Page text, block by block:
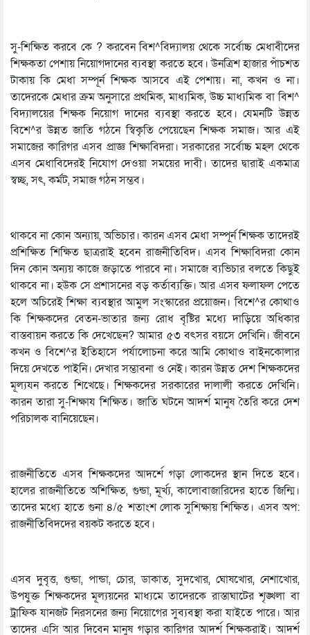
সু-শিক্ষিত করবে কে ? করবেন বিশ^বিদ্যালয় থেকে সর্বোচ্চ মেধাবীদের
শিক্ষকতা পেশায় নিয়োগদানের ব্যবস্থা করতে হবে। উনত্রিশ হাজার পাঁচশত
টাকায় কি মেধা সম্পূর্ন শিক্ষক আসবে এই পেশায়। না, কখন ও না।
তাদেরকে মেধার ক্রম অনুসারে প্রথমিক, মাধ্যমিক, উচ্চ মাধ্যমিক বা বিশ^
বিদ্যালয়ের শিক্ষক নিয়োগ দানের ব্যবস্থা করতে হবে। যেমনটি উন্নত
বিশে^র উন্নত জাতি গঠনে স্বিকৃতি পেয়েছেন শিক্ষক সমাজ। আর এই
সমাজের কারিগর এসব প্রাজ্ঞ শিক্ষাবিদরা। সরকারের সর্বোচ্চ মহল থেকে
এসব মেধাবিদেরই নিযোগ দেওয়া সময়ের দাবী। তাদের দ্বারাই একমাত্র
স্বচ্ছ, সৎ, কর্মট, সমাজ গঠন সম্ভব।
থাকবে না কোন অন্যায়, অভিচার। কারন এসব মেধা সম্পূর্ন শিক্ষক তাদেরই
প্রশিক্ষিত শিক্ষিত ছাত্ররাই হবেন রাজনীতিবিদ। এসব শিক্ষাবিদরা কোন
দিন কোন অন্যয় কাজে জড়াতে পারবে না। সমাজে ব্যভিচার বলতে কিছুই
থাকবে না। হউক সে প্রশাসনের বড় কর্তাব্যক্তি। আর এসব ফলাফল পেতে
হলে অচিরেই শিক্ষা ব্যবস্থার আমুল সংস্কারের প্রয়োজন। বিশে^র কোথাও
কি শিক্ষকদের বেতন-ভাতার জন্য রোধ বৃষ্টির মধ্যে দাড়িয়ে অধিকার
বাস্তবায়ন করতে কি দেখেছেন? আমার ৫৩ বৎসর বয়সে দেখিনি। জীবনে
কখন ও বিশে^র ইতিহাসে পর্যালোচনা করে আমি কোথাও বাইনকোলার
দিয়ে দেখতে পাইনি। দেখার সম্ভাবনা ও নেই। কারন উন্নত দেশ শিক্ষকদের
মূল্যযন করতে শিখেছে। শিক্ষকদের সরকারের দালালী করতে দেখিনি।
কারন তারা সু-শিক্ষায শিক্ষিত। জাতি ঘটনে আদর্শ মানুষ তৈরি করে দেশ
পরিচালক বানিয়েছেন।
রাজনীতিতে এসব শিক্ষকদের আদর্শে গড়া লোকদের স্থান দিতে হবে।
হালের রাজনীতিতে অশিক্ষিত, গুন্ডা, মূর্খ্য, কালোবাজারিদের হাতে জিন্মি।
তাদের মধ্যে হাতে গুনা ৪/৫ শতাংশ লোক সুশিক্ষায় শিক্ষিত। এসব অপ:
রাজনীতিবিদদের বয়কট করতে হবে।
এসব দুবৃত্ত, গুন্ডা, পান্ডা, চোর, ডাকাত, সুদখোর, ঘোষখোর, নেশাখোর,
উপযুক্ত শিক্ষকদের মূল্যয়নের মাধ্যমে তাদেরকে রাস্তাঘাটের শৃঙ্খলা বা
ট্রাফিক যানজট নিরসনের জন্য নিয়োগের সুব্যবস্থা করা যাইতে পারে। আর
তাদের এসি আর দিবেন মানুষ গড়ার কারিগর আদর্শ শিক্ষকরাই। আদর্শ